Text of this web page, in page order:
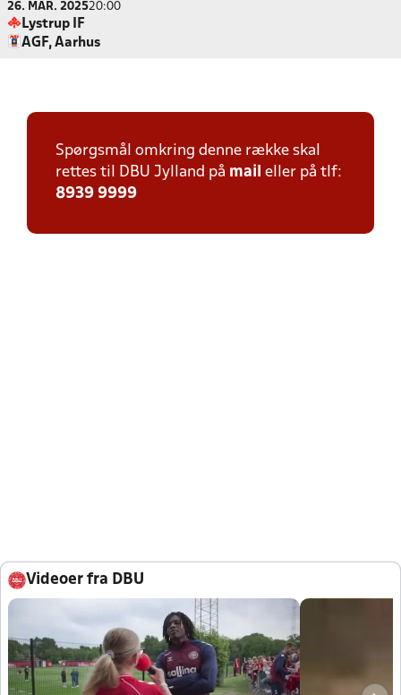
26. MAR. 202520:00
Lystrup IF
AGF, Aarhus
Spørgsmål omkring denne række skal
rettes til DBU Jylland på mail eller på tlf:
8939 9999
Videoer fra DBU